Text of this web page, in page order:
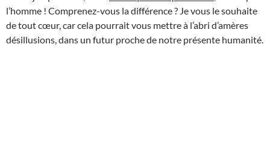
l’homme ! Comprenez-vous la différence ? Je vous le souhaite
de tout cœur, car cela pourrait vous mettre à l’abri d’amères
désillusions, dans un futur proche de notre présente humanité.